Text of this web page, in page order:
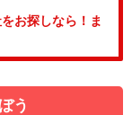
お探しなら！ま
う